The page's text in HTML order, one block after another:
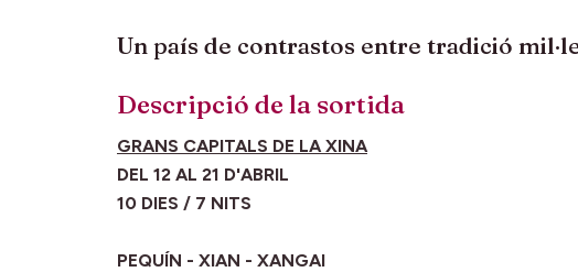
Un país de contrastos entre tradició
Descripció de la sortida
GRANS CAPITALS DE LA XINA
DEL 12 AL 21 D'ABRIL
10 DIES / 7 NITS
PEQUÍN - XIAN - XANGAI